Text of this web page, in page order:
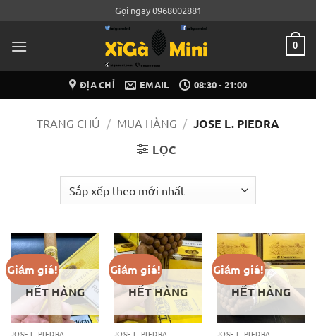
nội
Gọi ngay 0968002881
0
ĐỊA CHỈ EMAIL 08:30 - 21:00
TRANG CHỦ / MUA HÀNG / JOSE L. PIEDRA
LỌC
Giảm giá!
HẾT HÀNG
JOSE L. PIEDRA
Giảm giá!
HẾT HÀNG
JOSE L. PIEDRA
Giảm giá!
HẾT HÀNG
JOSE L. PIEDRA